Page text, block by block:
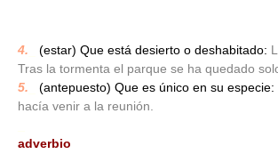
4. (estar) Que está desierto o deshabitado:
Tras la tormenta el parque se ha quedado
5.
(antepuesto) Que es único en su especie:
hacía venir a la reunión.
adverbio